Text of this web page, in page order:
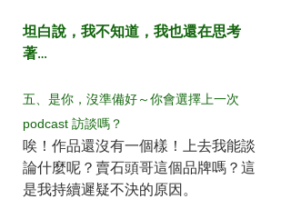
坦白說，我不知道，我也還在思考
著…
五、是你，沒準備好～你會選擇上一次
podcast 訪談嗎？
唉！作品還沒有一個樣！上去我能談
論什麼呢？賣石頭哥這個品牌嗎？這
是我持續遲疑不決的原因。